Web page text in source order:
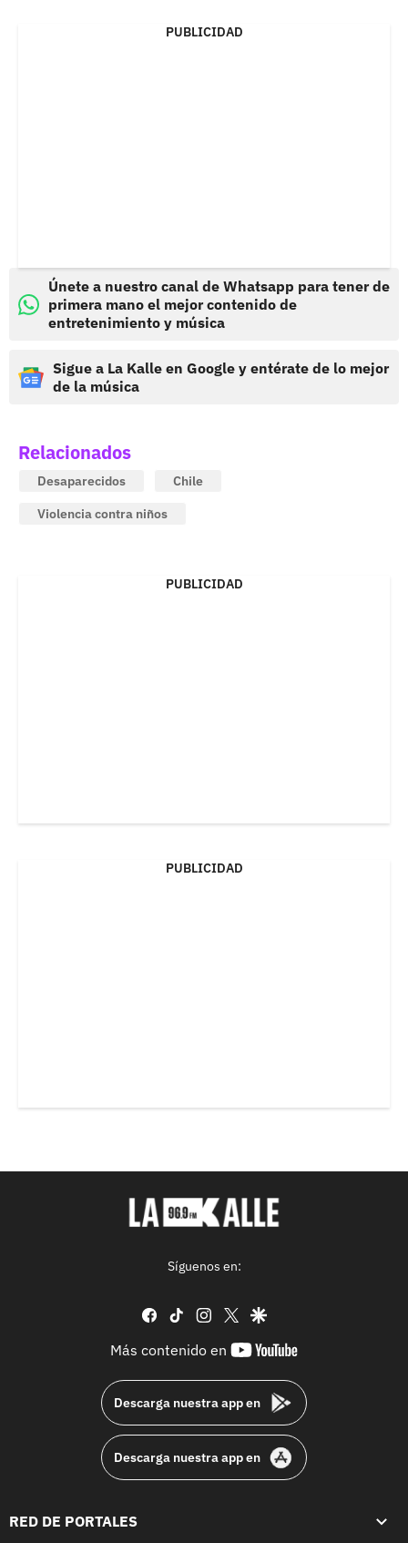
PUBLICIDAD
Únete a nuestro canal de Whatsapp para tener de
primera mano el mejor contenido de
entretenimiento y música
Sigue a La Kalle en Google y entérate de lo mejor
de la música
Relacionados
Desaparecidos
Chile
Violencia contra niños
PUBLICIDAD
PUBLICIDAD
Síguenos en:
facebook
tiktok instagram
twittergoogle
Más contenido en
youtube-
Descarga nuestra app en
Descarga nuestra app en
RED DE PORTALES